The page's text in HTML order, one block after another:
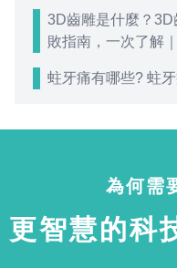
3D齒雕是什麼？
敗指南，一次了解
蛀牙痛有哪些? 蛀
為何需
更智慧的科